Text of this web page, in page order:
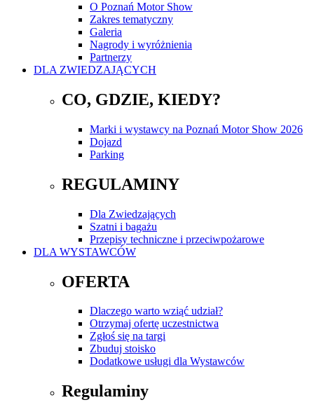
O Poznań Motor Show
Zakres tematyczny
Galeria
Nagrody i wyróżnienia
Partnerzy
DLA ZWIEDZAJĄCYCH
CO, GDZIE, KIEDY?
Marki i wystawcy na Poznań Motor Show 2026
Dojazd
Parking
REGULAMINY
Dla Zwiedzających
Szatni i bagażu
Przepisy techniczne i przeciwpożarowe
DLA WYSTAWCÓW
OFERTA
Dlaczego warto wziąć udział?
Otrzymaj ofertę uczestnictwa
Zgłoś się na targi
Zbuduj stoisko
Dodatkowe usługi dla Wystawców
Regulaminy